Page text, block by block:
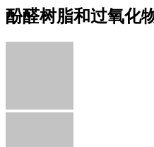
酚醛树脂和过氧化